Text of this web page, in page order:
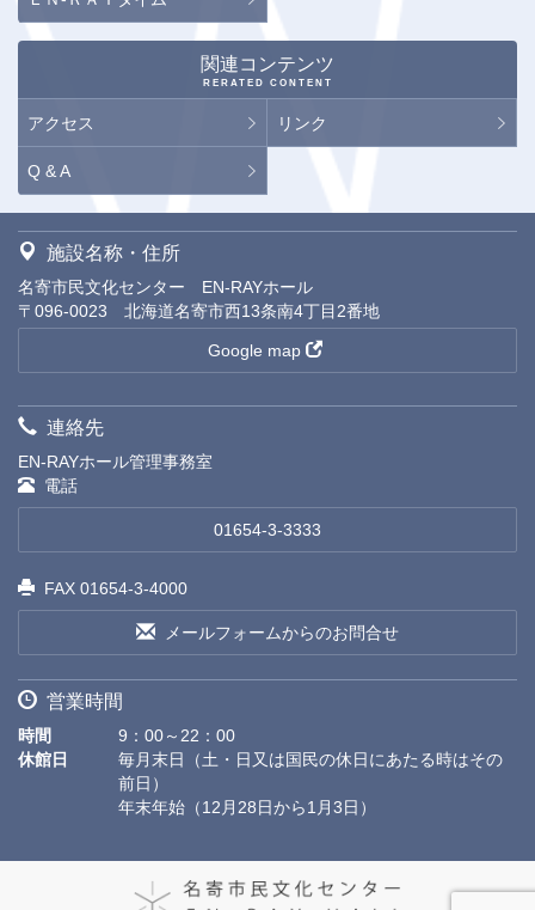
関連コンテンツ
RERATED CONTENT
アクセス リンク
Q & A
施設名称・住所
名寄市民文化センター EN-RAYホール
〒096-0023 北海道名寄市西13条南4丁目2番地
Google map
連絡先
EN-RAYホール管理事務室
電話
01654-3-3333
FAX 01654-3-4000
メールフォームからのお問合せ
営業時間
時間
9：00～22：00
休館日
毎月末日（土・日又は国民の休日にあたる時はその
前日）
年末年始（12月28日から1月3日）